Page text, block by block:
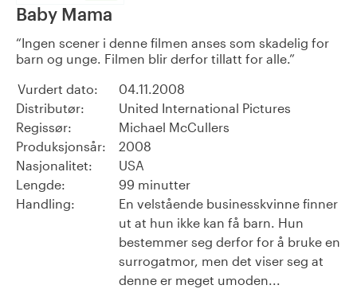
Baby Mama
Ingen scener i denne filmen anses som skadelig for
barn og unge. Filmen blir derfor tillatt for alle.
Vurdert dato:
04.11.2008
Distributør:
United International Pictures
Regissør:
Michael McCullers
Produksjonsår:
2008
Nasjonalitet:
USA
Lengde:
99 minutter
Handling:
En velstående businesskvinne finner
ut at hun ikke kan få barn. Hun
bestemmer seg derfor for å bruke en
surrogatmor, men det viser seg at
denne er meget umoden...